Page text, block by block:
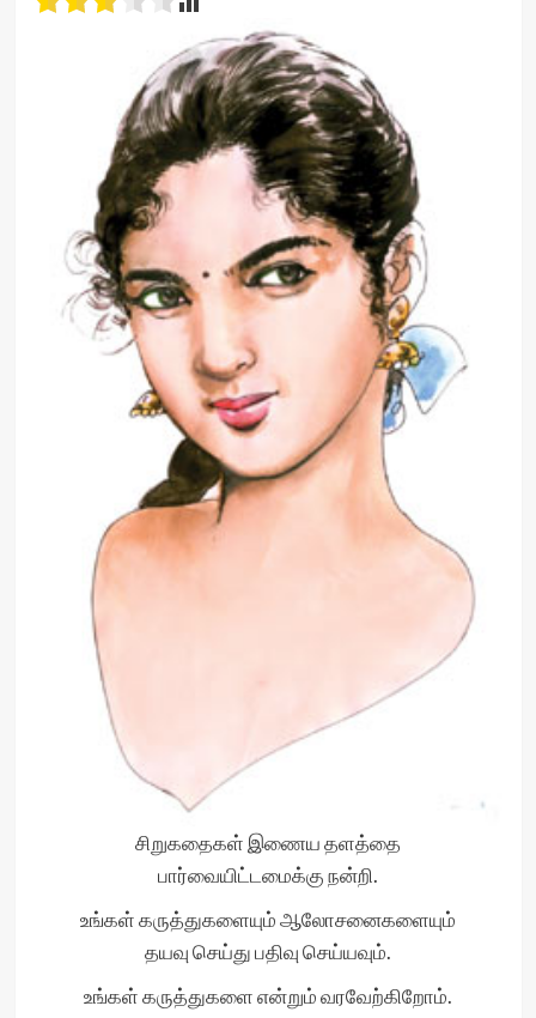
சிறுகதைகள் இணைய தளத்தை
பார்வையிட்டமைக்கு நன்றி.
உங்கள் கருத்துகளையும் ஆலோசனைகளையும்
தயவு செய்து பதிவு செய்யவும்.
உங்கள் கருத்துகளை என்றும் வரவேற்கிறோம்.